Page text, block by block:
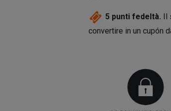
5 punti fedeltà. Il
convertire in un cupón